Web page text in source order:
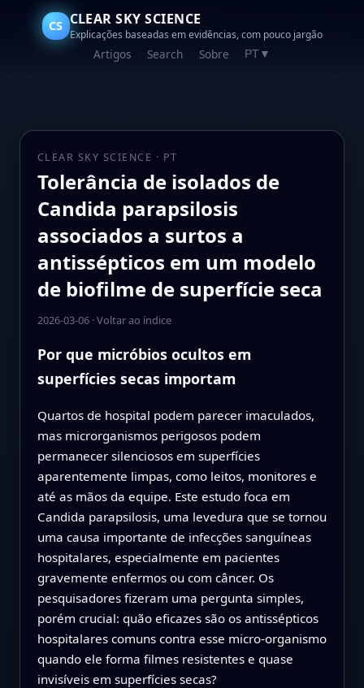
CS CLEAR SKY SCIENCE
Explicações baseadas em evidências, com pouco jargão
Artigos Search Sobre PT ▼
CLEAR SKY SCIENCE · PT
Tolerância de isolados de
Candida parapsilosis
associados a surtos a
antissépticos em um modelo
de biofilme de superfície seca
2026-03-06·Voltar ao índice
Por que micróbios ocultos em
superfícies secas importam
Quartos de hospital podem parecer imaculados,
mas microrganismos perigosos podem
permanecer silenciosos em superfícies
aparentemente limpas, como leitos, monitores e
até as mãos da equipe. Este estudo foca em
Candida parapsilosis, uma levedura que se tornou
uma causa importante de infecções sanguíneas
hospitalares, especialmente em pacientes
gravemente enfermos ou com câncer. Os
pesquisadores fizeram uma pergunta simples,
porém crucial: quão eficazes são os antissépticos
hospitalares comuns contra esse micro-organismo
quando ele forma filmes resistentes e quase
invisíveis em superfícies secas?